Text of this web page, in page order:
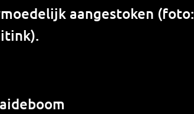
aangestoken (foto: